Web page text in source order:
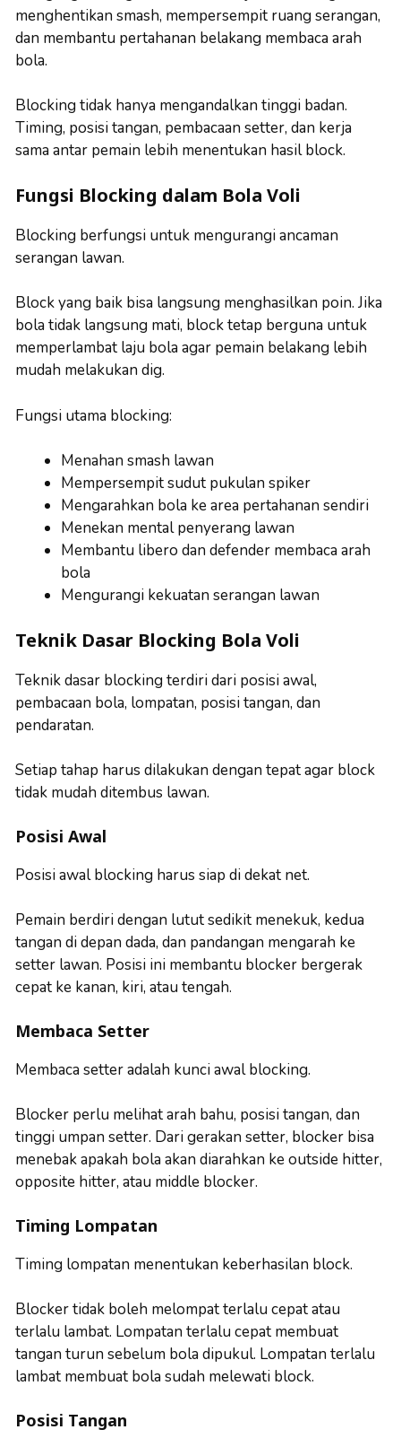
menghentikan smash, mempersempit ruang serangan,
dan membantu pertahanan belakang membaca arah
bola.
Blocking tidak hanya mengandalkan tinggi badan.
Timing, posisi tangan, pembacaan setter, dan kerja
sama antar pemain lebih menentukan hasil block.
Fungsi Blocking dalam Bola Voli
Blocking berfungsi untuk mengurangi ancaman
serangan lawan.
Block yang baik bisa langsung menghasilkan poin. Jika
bola tidak langsung mati, block tetap berguna untuk
memperlambat laju bola agar pemain belakang lebih
mudah melakukan dig.
Fungsi utama blocking:
Menahan smash lawan
Mempersempit sudut pukulan spiker
Mengarahkan bola ke area pertahanan sendiri
Menekan mental penyerang lawan
Membantu libero dan defender membaca arah
bola
Mengurangi kekuatan serangan lawan
Teknik Dasar Blocking Bola Voli
Teknik dasar blocking terdiri dari posisi awal,
pembacaan bola, lompatan, posisi tangan, dan
pendaratan.
Setiap tahap harus dilakukan dengan tepat agar block
tidak mudah ditembus lawan.
Posisi Awal
Posisi awal blocking harus siap di dekat net.
Pemain berdiri dengan lutut sedikit menekuk, kedua
tangan di depan dada, dan pandangan mengarah ke
setter lawan. Posisi ini membantu blocker bergerak
cepat ke kanan, kiri, atau tengah.
Membaca Setter
Membaca setter adalah kunci awal blocking.
Blocker perlu melihat arah bahu, posisi tangan, dan
tinggi umpan setter. Dari gerakan setter, blocker bisa
menebak apakah bola akan diarahkan ke outside hitter,
opposite hitter, atau middle blocker.
Timing Lompatan
Timing lompatan menentukan keberhasilan block.
Blocker tidak boleh melompat terlalu cepat atau
terlalu lambat. Lompatan terlalu cepat membuat
tangan turun sebelum bola dipukul. Lompatan terlalu
lambat membuat bola sudah melewati block.
Posisi Tangan